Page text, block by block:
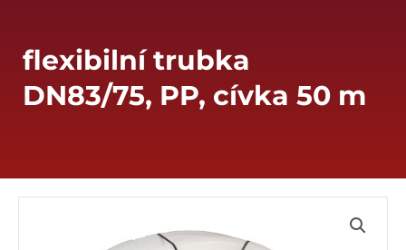
flexibilní trubka
DN83/75, PP, cívka 50 m